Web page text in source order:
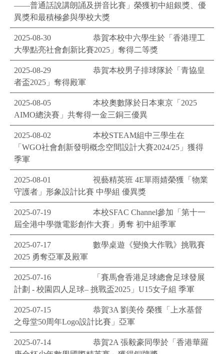
——普通話說講朗誦及拼音比賽」榮獲初中組銀獎、優
異獎和最積極參與學校大獎
2025-08-30
恭賀本校中六學生於「香港理工
大學點亮社會創新比賽2025」奪得二等獎
2025-08-29
恭賀本校男子排球隊於「青協皇
者盃2025」奪得殿軍
2025-08-05
本校奧數隊於日本東京「2025
AIMO總決賽」共奪得一金三銅三優異
2025-08-02
本校STEAM組中三學生在
「WGO社會創新發明概念空間設計大賽2024/25」獲得
季軍
2025-08-01
視藝精英班 4E單雨婧榮獲「物業
守護者」形象設計比賽 中學組 優異獎
2025-07-19
本校SFAC Channel參加「第十一
屆全港中學微電影創作大賽」勇奪 初中組季軍
2025-07-17
數學桌遊《變換大作戰》挑戰賽
2025 勇奪亞軍及殿軍
2025-07-16
「賽馬會香港足球總會足球發展
計劃 - 校園四人足球– 挑戰盃2025」U15女子組 季軍
2025-07-15
恭賀3A 劉美伶 榮獲「上水基督
之母堂50周年Logo設計比賽」亞軍
2025-07-14
恭賀2A 張毅豪同學於「香港華羅